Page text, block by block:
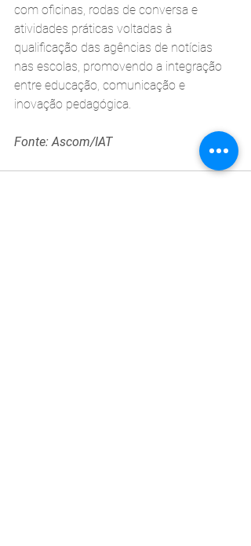
com oficinas, rodas de conversa e
atividades práticas voltadas à
qualificação das agências de notícias
nas escolas, promovendo a integração
entre educação, comunicação e
inovação pedagógica.
Fonte: Ascom/IAT